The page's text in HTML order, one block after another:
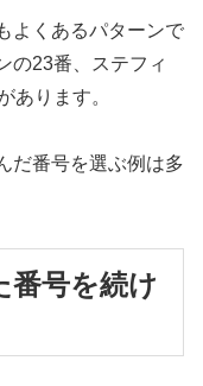
よくあるパターンで
の23番、ステフィ
あります。
だ番号を選ぶ例は多
番号を続け